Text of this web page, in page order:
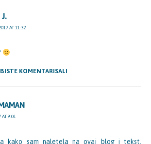
AT 11:32
KOMENTARISALI
9:01
kako sam naletela na ovaj blog i tekst.